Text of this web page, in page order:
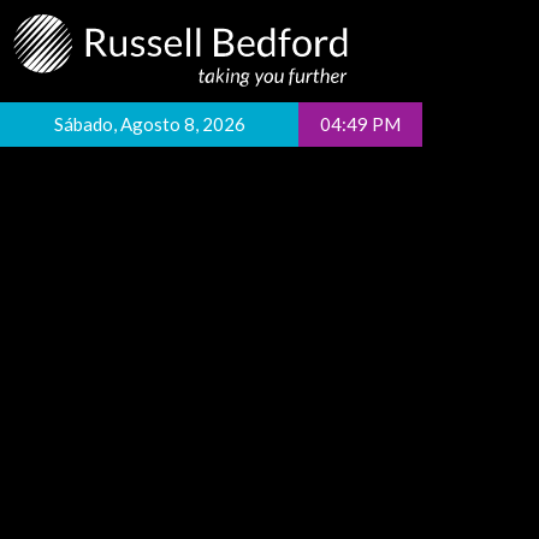
Sábado, Agosto 8, 2026 04:49 PM